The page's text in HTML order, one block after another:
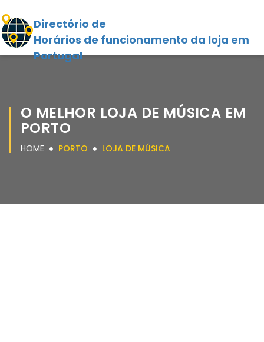
Directório de
Horários de funcionamento da loja em
Portugal
O MELHOR LOJA DE MÚSICA EM
PORTO
HOME PORTO LOJA DE MÚSICA